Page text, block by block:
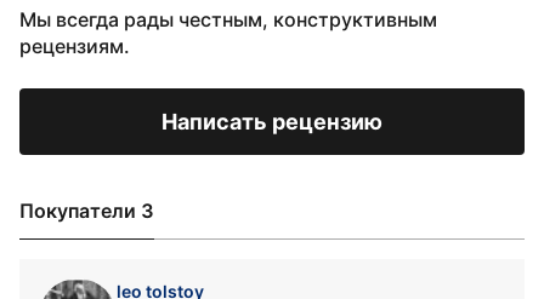
Мы всегда рады честным, конструктивным
рецензиям.
Написать рецензию
Покупатели 3
leo tolstoy